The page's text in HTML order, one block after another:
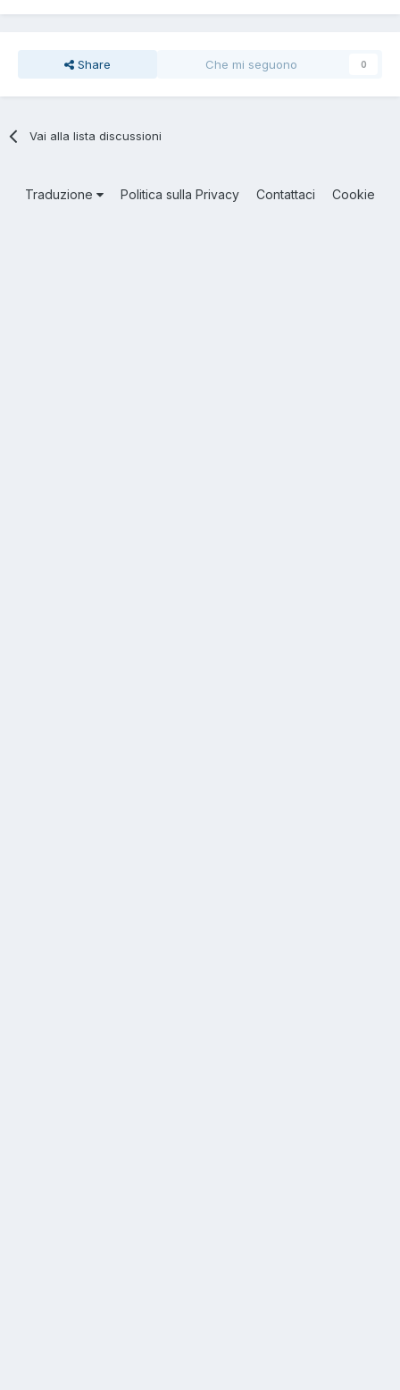
Share Che mi seguono 0
Vai alla lista discussioni
Traduzione Politica sulla Privacy Contattaci Cookie